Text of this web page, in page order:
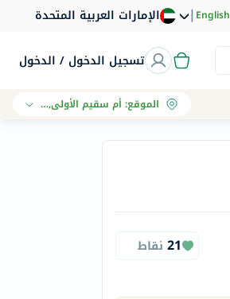
الإمارات العربية المتحدة |English
تسجيل الدخول / الدخول
الموقع:أم سقيم الأولى, دبي
21 نقاط